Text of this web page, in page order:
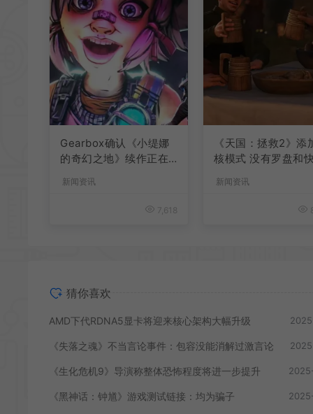
Gearbox确认《小缇娜
的奇幻之地》续作正在
新闻资讯
7,618
《天国：拯救2》添
核模式 没有罗盘和
新闻资讯
猜你喜欢
AMD下代RDNA5显卡将迎来核心架构大幅升级
《失落之魂》不当言论事件：包容没能消解过激言论
《生化危机9》导演称整体恐怖程度将进一步提升
《黑神话：钟馗》游戏测试链接：均为骗子